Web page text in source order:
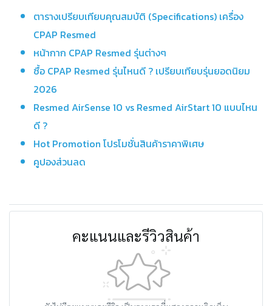
ตารางเปรียบเทียบคุณสมบัติ (Specifications) เครื่อง
CPAP Resmed
หน้ากาก CPAP Resmed รุ่นต่างๆ
ซื้อ CPAP Resmed รุ่นไหนดี ? เปรียบเทียบรุ่นยอดนิยม
2026
Resmed AirSense 10 vs Resmed AirStart 10 แบบไหน
ดี ?
Hot Promotion โปรโมชั่นสินค้าราคาพิเศษ
คูปองส่วนลด
คะแนนและรีวิวสินค้า